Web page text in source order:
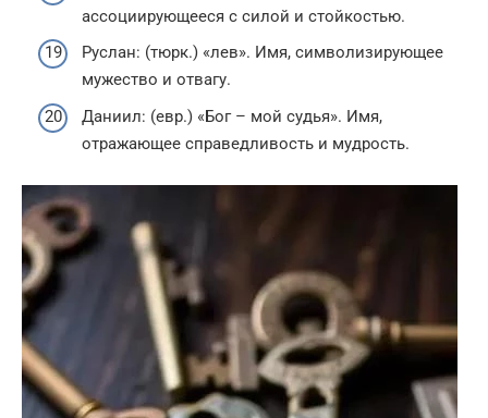
ассоциирующееся с силой и стойкостью.
Руслан: (тюрк.) «лев». Имя, символизирующее
мужество и отвагу.
Даниил: (евр.) «Бог – мой судья». Имя,
отражающее справедливость и мудрость.